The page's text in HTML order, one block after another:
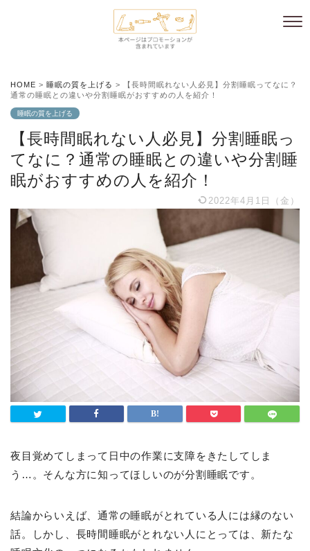
HOME > 睡眠の質を上げる >
【長時間眠れない人必見】分割睡眠ってなに？
通常の睡眠との違いや分割睡眠がおすすめの人を紹介！
睡眠の質を上げる
【長時間眠れない人必見】分割睡眠っ
てなに？通常の睡眠との違いや分割睡
眠がおすすめの人を紹介！
2022年4月1日（金）
夜目覚めてしまって日中の作業に支障をきたしてしま
う…。そんな方に知ってほしいのが分割睡眠です。
結論からいえば、通常の睡眠がとれている人には縁のない
話。しかし、長時間睡眠がとれない人にとっては、新たな